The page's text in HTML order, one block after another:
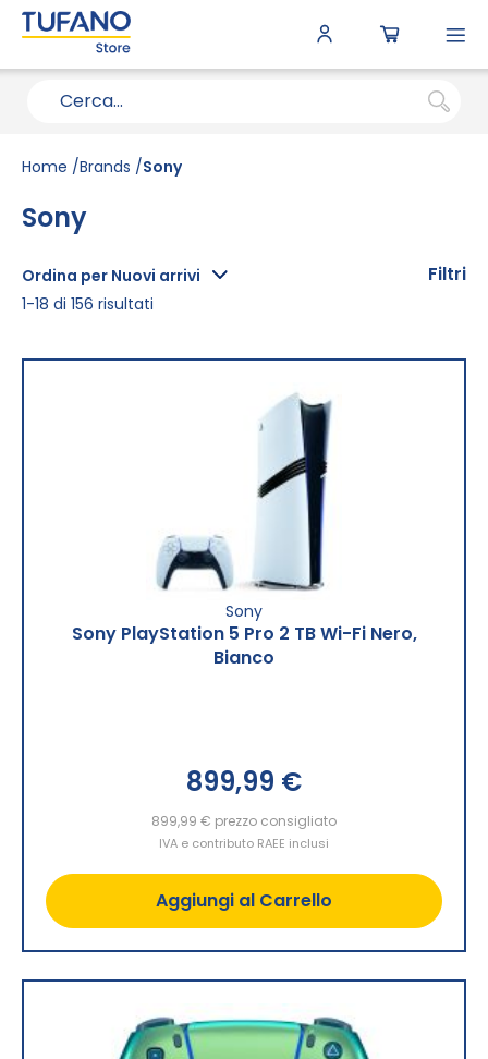
Home Brands Sony
Sony
Ordina per Nuovi arrivi
1-18 di 156 risultati
Sony
Sony PlayStation 5 Pro 2 TB Wi-Fi Nero,
Bianco
899,99 €
899,99 € prezzo consigliato
IVA e contributo RAEE inclusi
Aggiungi al Carrello
Filtri